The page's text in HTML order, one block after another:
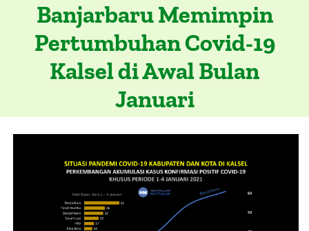
Catatan
Artikel
Visualisasi
Media
Banjarbaru Memimpin
Pertumbuhan Covid-19
Kalsel di Awal Bulan
Januari